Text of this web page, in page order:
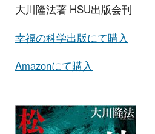
大川隆法著 HSU出版会刊
幸福の科学出版にて購入
Amazonにて購入